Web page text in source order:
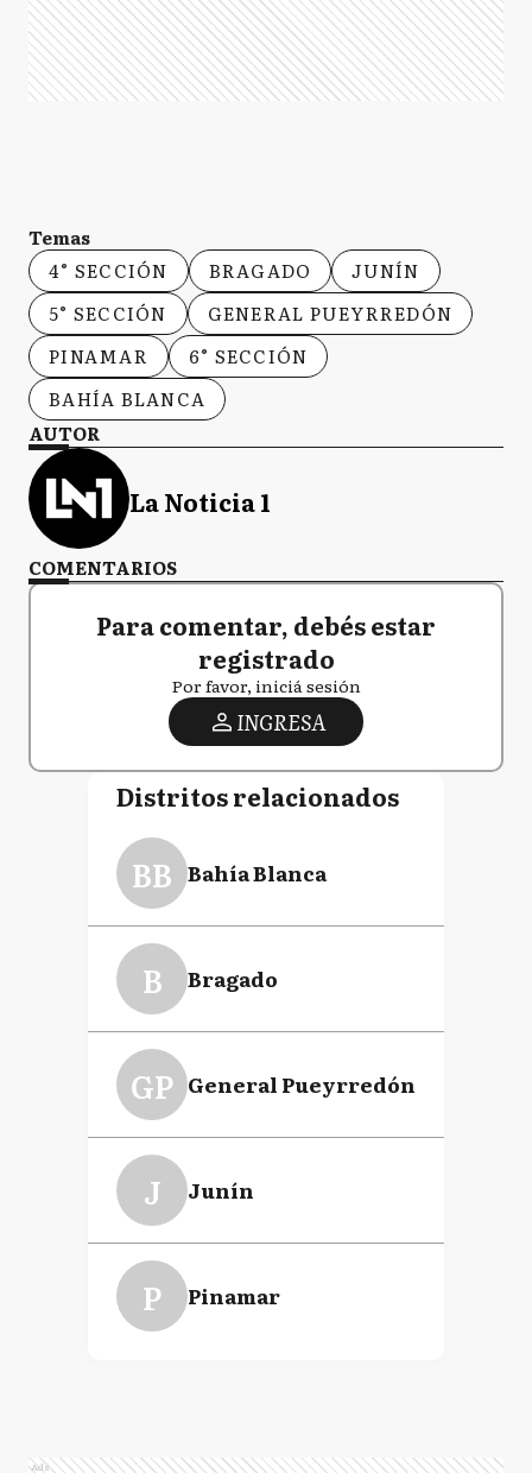
Temas
4° SECCIÓN
BRAGADO
JUNÍN
5° SECCIÓN
GENERAL PUEYRREDÓN
PINAMAR
6° SECCIÓN
BAHÍA BLANCA
AUTOR
La Noticia 1
COMENTARIOS
Para comentar, debés estar
registrado
Por favor, iniciá sesión
INGRESA
Distritos relacionados
BB Bahía Blanca
B Bragado
GP General Pueyrredón
J Junín
P Pinamar
Ads